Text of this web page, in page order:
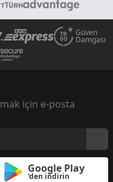
Güven
Damgası
için e-posta
Google Play
'den indirin